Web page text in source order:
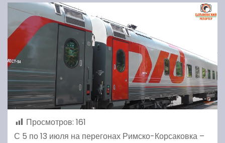
Просмотров: 161
С 5 по 13 июля на перегонах Римско-Корсаковка –